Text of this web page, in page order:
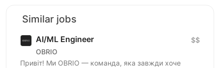
Similar jobs
AI/ML Engineer
OBRIO
$$
Привіт! Ми OBRIO — команда, яка завжди хоче